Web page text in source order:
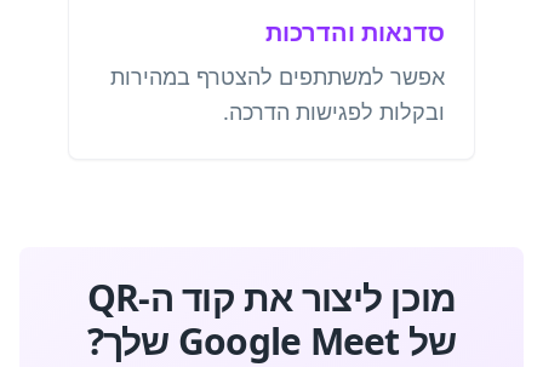
סדנאות והדרכות
אפשר למשתתפים להצטרף במהירות
ובקלות לפגישות הדרכה.
מוכן ליצור את קוד ה-QR
של Google Meet שלך?